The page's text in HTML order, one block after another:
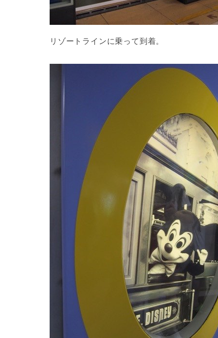
リゾートラインに乗って到着。